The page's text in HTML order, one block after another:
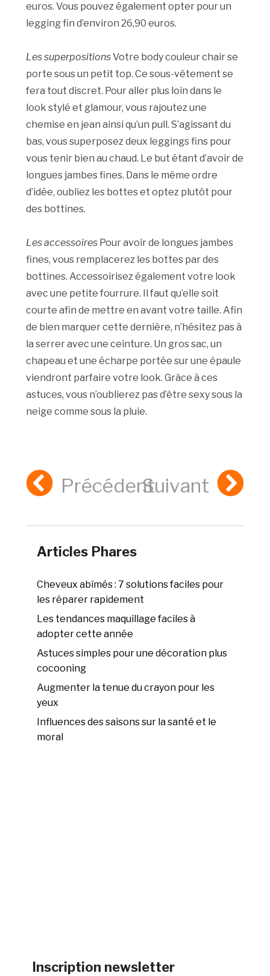
euros. Vous pouvez également opter pour un
legging fin d’environ 26,90 euros.
Les superpositionsVotre body couleur chair se
porte sous un petit top. Ce sous-vêtement se
fera tout discret. Pour aller plus loin dans le
look stylé et glamour, vous rajoutez une
chemise en jean ainsi qu’un pull. S’agissant du
bas, vous superposez deux leggings fins pour
vous tenir bien au chaud. Le but étant d’avoir de
longues jambes fines. Dans le même ordre
d’idée, oubliez les bottes et optez plutôt pour
des bottines.
Les accessoires Pour avoir de longues jambes
fines, vous remplacerez les bottes par des
bottines. Accessoirisez également votre look
avec une petite fourrure. Il faut qu’elle soit
courte afin de mettre en avant votre taille. Afin
de bien marquer cette dernière, n’hésitez pas à
la serrer avec une ceinture. Un gros sac, un
chapeau et une écharpe portée sur une épaule
viendront parfaire votre look. Grâce à ces
astuces, vous n’oublierez pas d’être sexy sous la
neige comme sous la pluie.
PrécédentSuivant
Articles Phares
Cheveux abîmés : 7 solutions faciles pour
les réparer rapidement
Les tendances maquillage faciles à
adopter cette année
Astuces simples pour une décoration plus
cocooning
Augmenter la tenue du crayon pour les
yeux
Influences des saisons sur la santé et le
moral
Inscription newsletter